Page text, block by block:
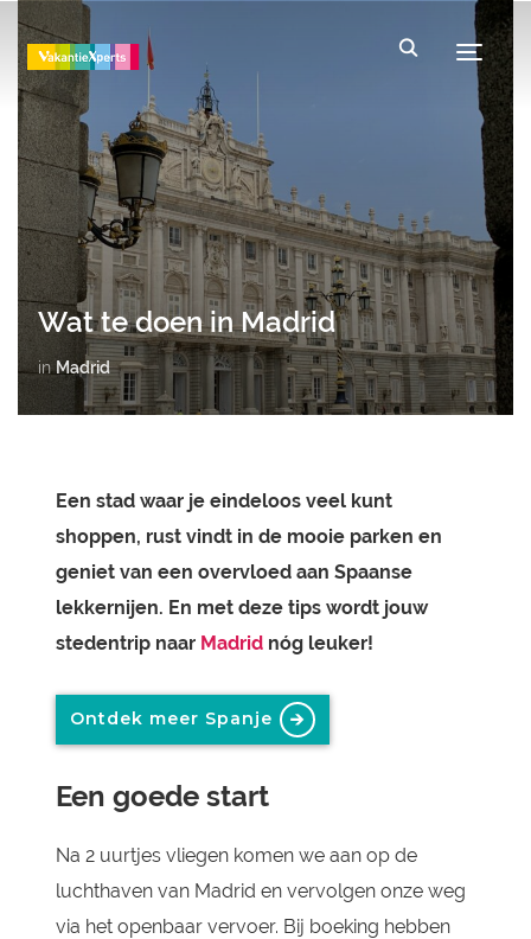
Wat te doen in Madrid
in Madrid
Een stad waar je eindeloos veel kunt
shoppen, rust vindt in de mooie parken en
geniet van een overvloed aan Spaanse
lekkernijen. En met deze tips wordt jouw
stedentrip naar Madridnóg leuker!
Ontdek meer Spanje
Een goede start
Na 2 uurtjes vliegen komen we aan op de
luchthaven van Madrid en vervolgen onze weg
via het openbaar vervoer. Bij boeking hebben